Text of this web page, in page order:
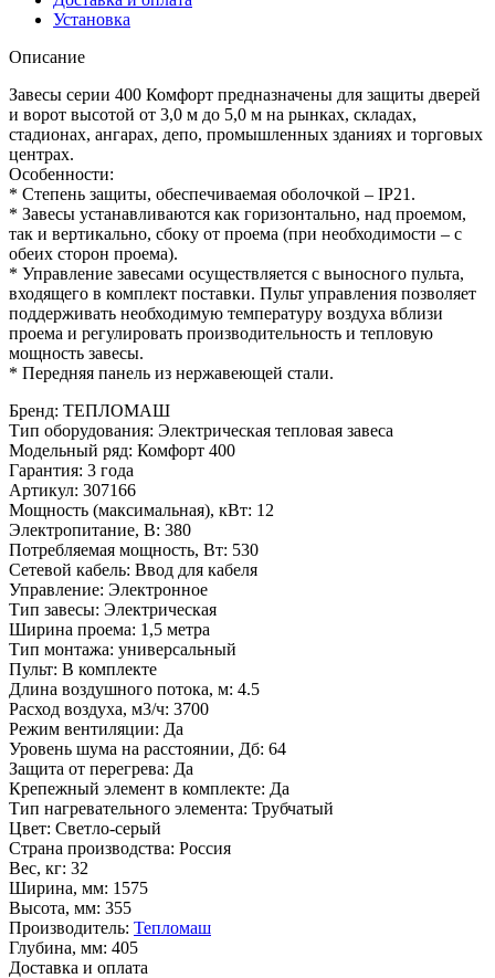
Установка
Описание
Завесы серии 400 Комфорт предназначены для защиты дверей
и ворот высотой от 3,0 м до 5,0 м на рынках, складах,
стадионах, ангарах, депо, промышленных зданиях и торговых
центрах.
Особенности:
* Степень защиты, обеспечиваемая оболочкой – IP21.
* Завесы устанавливаются как горизонтально, над проемом,
так и вертикально, сбоку от проема (при необходимости – с
обеих сторон проема).
* Управление завесами осуществляется с выносного пульта,
входящего в комплект поставки. Пульт управления позволяет
поддерживать необходимую температуру воздуха вблизи
проема и регулировать производительность и тепловую
мощность завесы.
* Передняя панель из нержавеющей стали.
Бренд: ТЕПЛОМАШ
Тип оборудования: Электрическая тепловая завеса
Модельный ряд: Комфорт 400
Гарантия: 3 года
Артикул: 307166
Мощность (максимальная), кВт: 12
Электропитание, В: 380
Потребляемая мощность, Вт: 530
Сетевой кабель: Ввод для кабеля
Управление: Электронное
Тип завесы: Электрическая
Ширина проема: 1,5 метра
Тип монтажа: универсальный
Пульт: В комплекте
Длина воздушного потока, м: 4.5
Расход воздуха, м3/ч: 3700
Режим вентиляции: Да
Уровень шума на расстоянии, Дб: 64
Защита от перегрева: Да
Крепежный элемент в комплекте: Да
Тип нагревательного элемента: Трубчатый
Цвет: Светло-серый
Страна производства: Россия
Вес, кг: 32
Ширина, мм: 1575
Высота, мм: 355
Производитель: Тепломаш
Глубина, мм: 405
Доставка и оплата